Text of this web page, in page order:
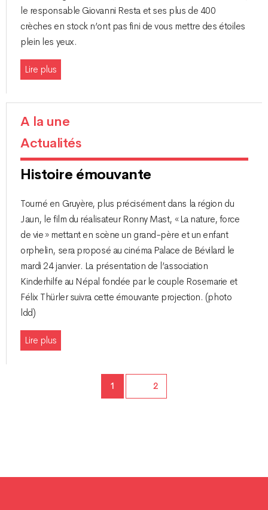
le responsable Giovanni Resta et ses plus de 400
crèches en stock n’ont pas fini de vous mettre des étoiles
plein les yeux.
Lire plus
A la une
Actualités
Histoire émouvante
Tourné en Gruyère, plus précisément dans la région du
Jaun, le film du réalisateur Ronny Mast, « La nature, force
de vie » mettant en scène un grand-père et un enfant
orphelin, sera proposé au cinéma Palace de Bévilard le
mardi 24 janvier. La présentation de l’association
Kinderhilfe au Népal fondée par le couple Rosemarie et
Félix Thürler suivra cette émouvante projection. (photo
ldd)
Lire plus
Page
1 Page2